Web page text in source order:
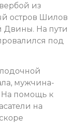
из
остров Шилов
Двины. На пути
под
мужчина-
На помощь к
на